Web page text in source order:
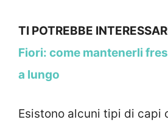
TI POTREBBE
Fiori: come mantenerli
a lungo
Esistono alcuni tipi di capi